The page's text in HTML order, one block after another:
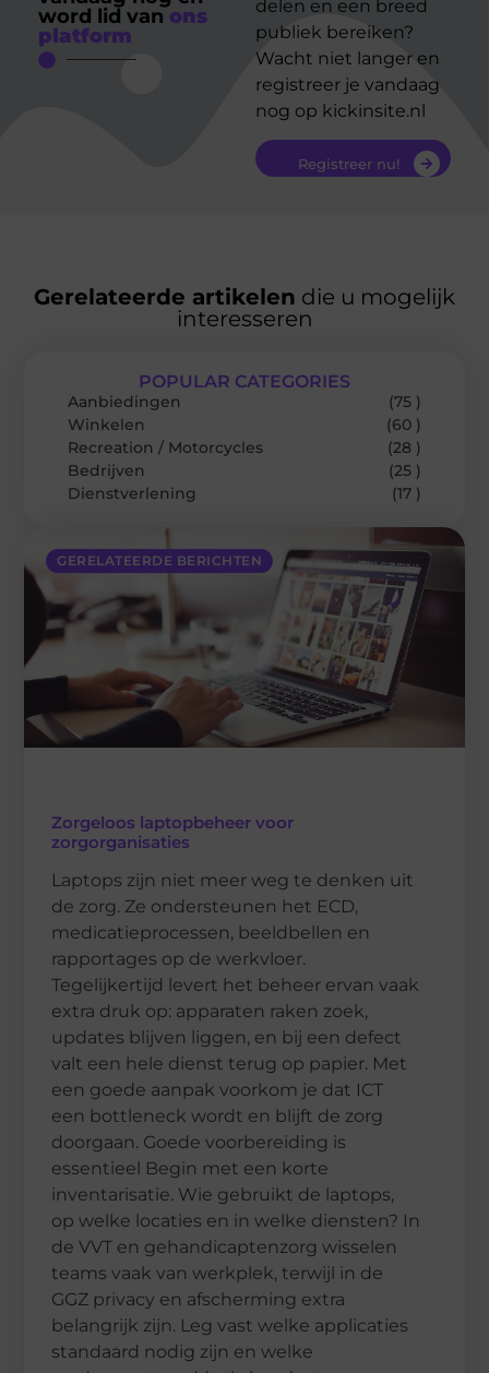
word lid van ons
platform
delen en een breed
publiek bereiken?
Wacht niet langer en
registreer je vandaag
nog op kickinsite.nl
Registreer nu!
Gerelateerde artikelen die u mogelijk
interesseren
GERELATEERDE BERICHTEN
Zorgeloos laptopbeheer voor
zorgorganisaties
Laptops zijn niet meer weg te denken uit
de zorg. Ze ondersteunen het ECD,
medicatieprocessen, beeldbellen en
rapportages op de werkvloer.
Tegelijkertijd levert het beheer ervan vaak
extra druk op: apparaten raken zoek,
updates blijven liggen, en bij een defect
valt een hele dienst terug op papier. Met
een goede aanpak voorkom je dat ICT
een bottleneck wordt en blijft de zorg
doorgaan. Goede voorbereiding is
essentieel Begin met een korte
inventarisatie. Wie gebruikt de laptops,
op welke locaties en in welke diensten? In
de VVT en gehandicaptenzorg wisselen
teams vaak van werkplek, terwijl in de
GGZ privacy en afscherming extra
belangrijk zijn. Leg vast welke applicaties
standaard nodig zijn en welke
POPULAR CATEGORIES
Aanbiedingen
(75 )
Winkelen
(60 )
Recreation / Motorcycles
(28 )
Bedrijven
(25 )
Dienstverlening
(17 )